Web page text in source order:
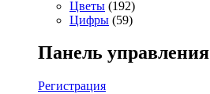
Цветы (192)
Цифры (59)
Панель управления
Регистрация